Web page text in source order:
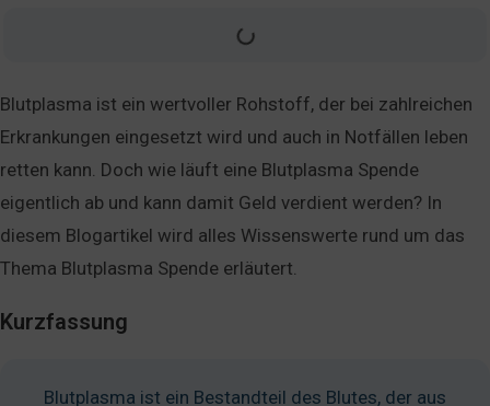
Blutplasma ist ein wertvoller Rohstoff, der bei zahlreichen
Erkrankungen eingesetzt wird und auch in Notfällen leben
retten kann. Doch wie läuft eine Blutplasma Spende
eigentlich ab und kann damit Geld verdient werden? In
diesem Blogartikel wird alles Wissenswerte rund um das
Thema Blutplasma Spende erläutert.
Kurzfassung
Blutplasma ist ein Bestandteil des Blutes, der aus